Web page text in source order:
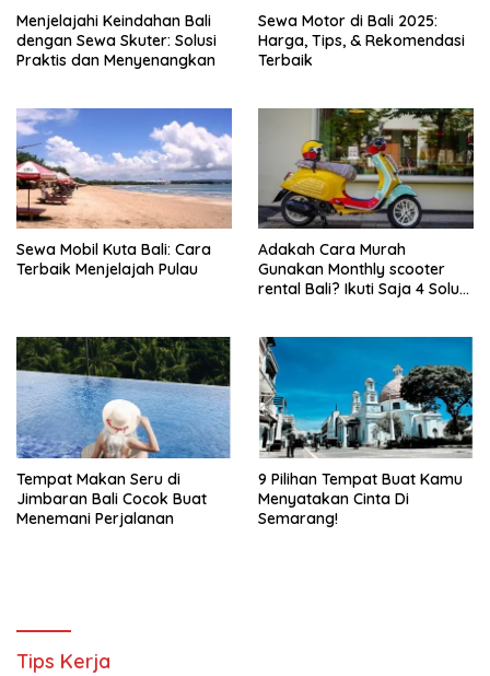
Menjelajahi Keindahan Bali
dengan Sewa Skuter: Solusi
Praktis dan Menyenangkan
Sewa Motor di Bali 2025:
Harga, Tips, & Rekomendasi
Terbaik
Sewa Mobil Kuta Bali: Cara
Terbaik Menjelajah Pulau
Adakah Cara Murah
Gunakan Monthly scooter
rental Bali? Ikuti Saja 4 Solusi
Tempat Makan Seru di
Jimbaran Bali Cocok Buat
Menemani Perjalanan
9 Pilihan Tempat Buat Kamu
Menyatakan Cinta Di
Semarang!
Tips Kerja